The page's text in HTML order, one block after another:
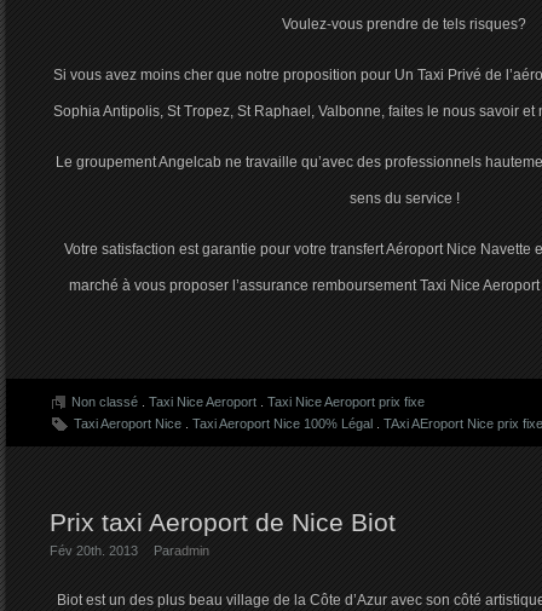
Voulez-vous prendre de tels risques?
Si vous avez moins cher que notre proposition pour Un Taxi Privé de
Sophia Antipolis, St Tropez, St Raphael, Valbonne, faites le nous savoir
Le groupement Angelcab ne travaille qu’avec des professionnels
sens du service !
Votre satisfaction est garantie pour votre transfert Aéroport Nice Navette
marché à vous proposer l’assurance remboursement Taxi Nice
Non classé Taxi Nice Aeroport
Taxi Nice Aeroport prix fixe
Taxi Aeroport Nice
Taxi Aeroport Nice 100% Légal TAxi AEroport Nice prix fixe
Prix taxi Aeroport de Nice Biot
Fév 20th. 2013 Paradmin
Biot est un des plus beau village de la Côte d’Azur avec son côté